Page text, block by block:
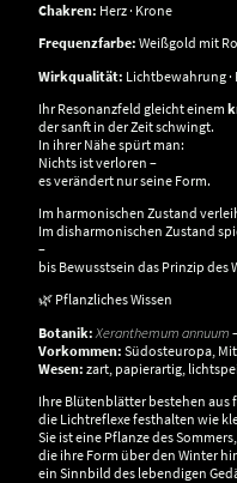
Chakren: Herz · Krone
Frequenzfarbe: Weißgold mit
Wirkqualität: Lichtbewahrung ·
Ihr Resonanzfeld gleicht einem
der sanft in der Zeit schwingt.
In ihrer Nähe spürt man:
Nichts ist verloren –
es verändert nur seine Form.
Im harmonischen Zustand
Im disharmonischen Zustand
–
bis Bewusstsein das Prinzip des
🌿 Pflanzliches Wissen
Botanik: Xeranthemum annuum
Vorkommen: Südosteuropa,
Wesen: zart, papierartig,
Ihre Blütenblätter bestehen aus
die Lichtreflexe festhalten wie
Sie ist eine Pflanze des Sommers,
die ihre Form über den Winter
ein Sinnbild des lebendigen